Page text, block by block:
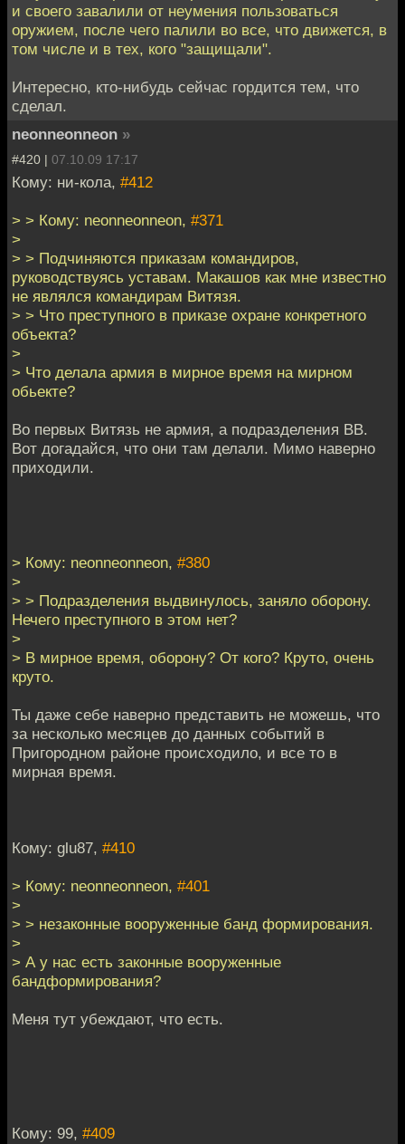
и своего завалили от неумения пользоваться
оружием, после чего палили во все, что движется, в
том числе и в тех, кого "защищали".
Интересно, кто-нибудь сейчас гордится тем, что
сделал.
neonneonneon »
#420 | 07.10.09 17:17
Кому: ни-кола, #412
> > Кому: neonneonneon, #371
>
> > Подчиняются приказам командиров,
руководствуясь уставам. Макашов как мне известно
не являлся командирам Витязя.
> > Что преступного в приказе охране конкретного
объекта?
>
> Что делала армия в мирное время на мирном
обьекте?
Во первых Витязь не армия, а подразделения ВВ.
Вот догадайся, что они там делали. Мимо наверно
приходили.
> Кому: neonneonneon, #380
>
> > Подразделения выдвинулось, заняло оборону.
Нечего преступного в этом нет?
>
> В мирное время, оборону? От кого? Круто, очень
круто.
Ты даже себе наверно представить не можешь, что
за несколько месяцев до данных событий в
Пригородном районе происходило, и все то в
мирная время.
Кому: glu87, #410
> Кому: neonneonneon, #401
>
> > незаконные вооруженные банд формирования.
>
> А у нас есть законные вооруженные
бандформирования?
Меня тут убеждают, что есть.
Кому: 99, #409